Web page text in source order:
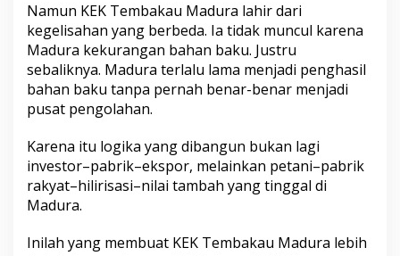
Namun KEK Tembakau Madura lahir dari
kegelisahan yang berbeda. Ia tidak muncul karena
Madura kekurangan bahan baku. Justru
sebaliknya. Madura terlalu lama menjadi penghasil
bahan baku tanpa pernah benar-benar menjadi
pusat pengolahan.
Karena itu logika yang dibangun bukan lagi
investor–pabrik–ekspor, melainkan petani–pabrik
rakyat–hilirisasi–nilai tambah yang tinggal di
Madura.
Inilah yang membuat KEK Tembakau Madura lebih